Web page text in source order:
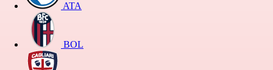
ATA
BOL